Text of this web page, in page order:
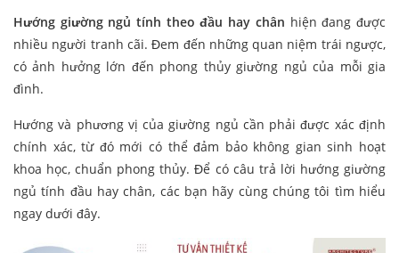
Hướng giường ngủ tính theo đầu hay chân hiện đang được
nhiều người tranh cãi. Đem đến những quan niệm trái ngược,
có ảnh hưởng lớn đến phong thủy giường ngủ của mỗi gia
đình.
Hướng và phương vị của giường ngủ cần phải được xác định
chính xác, từ đó mới có thể đảm bảo không gian sinh hoạt
khoa học, chuẩn phong thủy. Để có câu trả lời hướng giường
ngủ tính đầu hay chân, các bạn hãy cùng chúng tôi tìm hiểu
ngay dưới đây.